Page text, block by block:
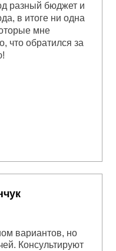
разный бюджет и
в итоге ни одна
мне
что обратился за
вариантов, но
Консультируют